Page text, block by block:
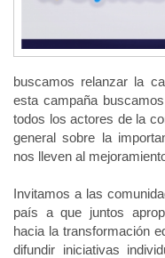
buscamos relanzar la
esta campaña
todos los actores de la
general sobre la
nos lleven al
Invitamos a las
país a que juntos
hacia la transformación
difundir iniciativas